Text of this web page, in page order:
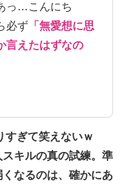
っ…こんにち
必ず 「無愛想に思
言えたはずなの
すぎて笑えないｗ
スキルの真の試練。準
なるのは、確かにあ